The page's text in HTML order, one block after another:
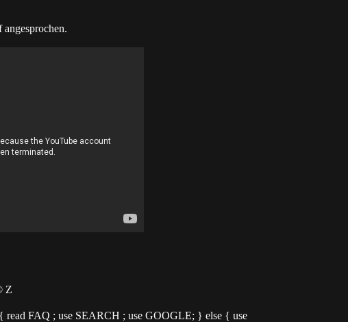
Z
read FAQ ; use SEARCH ; use GOOGLE; } else { use